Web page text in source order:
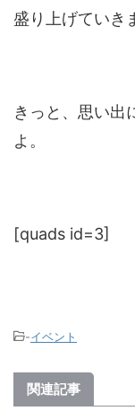
盛り上げていき
きっと、思い出
よ。
[quads id=3]
-イベント
関連記事